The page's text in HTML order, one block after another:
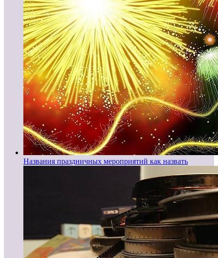
Названия праздничных мероприятий как назвать